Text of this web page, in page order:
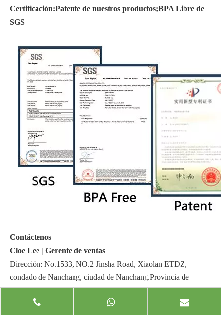
Certificación:Patente de nuestros productos;BPA Libre de
SGS
Contáctenos
Cloe Lee | Gerente de ventas
Dirección: No.1533, NO.2 Jinsha Road, Xiaolan ETDZ,
condado de Nanchang, ciudad de Nanchang.Provincia de
Jiangxi, China
Sitio web: